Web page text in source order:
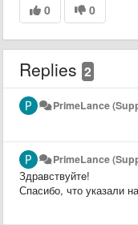
0 0
Replies 2
PrimeLance
PrimeLance
Здравствуйтe!
Спасибо, что указали